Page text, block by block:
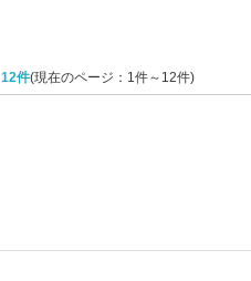
12件(現在のページ：1件～12件)